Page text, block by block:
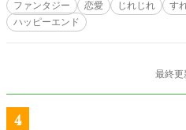
ファンタジー 恋愛 じれじれ す
ハッピーエンド
最終更
4